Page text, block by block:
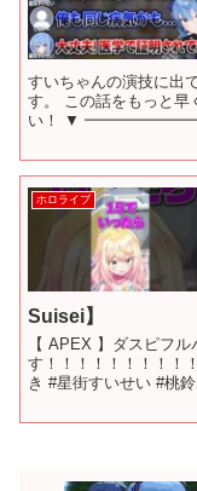
すいちゃんの演技に出
す。 この話をもっと
い！ ▼
ホロライブ
Suisei】
【 APEX 】ダスピフ
す！！！！！！！！！
き #星街すいせい #桃